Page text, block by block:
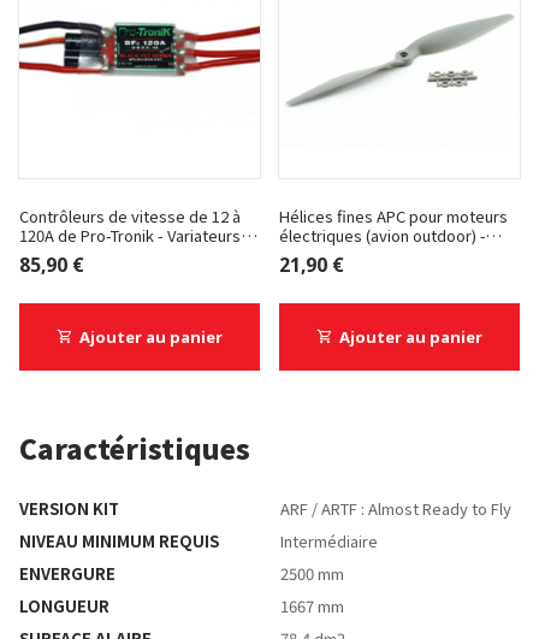
Contrôleurs de vitesse de 12 à
120A de Pro-Tronik - Variateurs
Pro-Tronik - BF120A
85,90 €
Ajouter au panier
Hélices fines APC pour moteurs
électriques (avion outdoor) -
21,90 €
Ajouter au panier
Caractéristiques
VERSION KIT
ARF / ARTF : Almost Ready to Fly
NIVEAU MINIMUM REQUIS
Intermédiaire
ENVERGURE
2500 mm
LONGUEUR
1667 mm